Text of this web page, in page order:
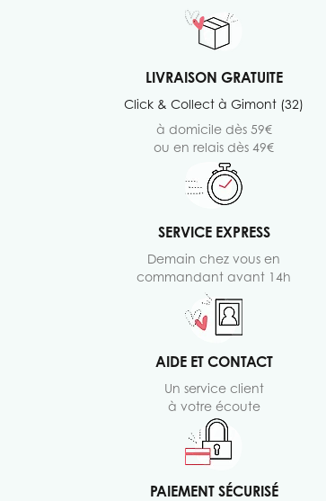
LIVRAISON GRATUITE
Click & Collect à Gimont (32)
à domicile dès 59€
ou en relais dès 49€
SERVICE EXPRESS
Demain chez vous en
commandant avant 14h
AIDE ET CONTACT
Un service client
à votre écoute
PAIEMENT SÉCURISÉ